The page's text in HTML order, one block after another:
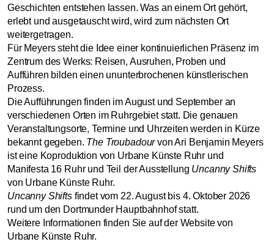
Geschichten entstehen lassen. Was an einem Ort gehört,
erlebt und ausgetauscht wird, wird zum nächsten Ort
weitergetragen.
Für Meyers steht die Idee einer kontinuierlichen Präsenz im
Zentrum des Werks: Reisen, Ausruhen, Proben und
Aufführen bilden einen ununterbrochenen künstlerischen
Prozess.
Die Aufführungen finden im August und September an
verschiedenen Orten im Ruhrgebiet statt. Die genauen
Veranstaltungsorte, Termine und Uhrzeiten werden in Kürze
bekannt gegeben. The Troubadourvon Ari Benjamin Meyers
ist eine Koproduktion von Urbane Künste Ruhr und
Manifesta 16 Ruhr und Teil der Ausstellung Uncanny Shifts
von Urbane Künste Ruhr.
Uncanny Shiftsfindet vom 22. August bis 4. Oktober 2026
rund um den Dortmunder Hauptbahnhof statt.
Weitere Informationen finden Sie auf der Website von
Urbane Künste Ruhr.